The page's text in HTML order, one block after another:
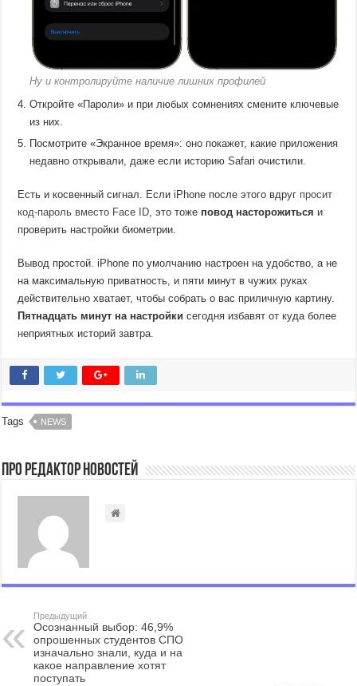
Ну и контролируйте наличие лишних профилей
Откройте «Пароли» и при любых сомнениях смените ключевые
из них.
Посмотрите «Экранное время»: оно покажет, какие приложения
недавно открывали, даже если историю Safari очистили.
Есть и косвенный сигнал. Если iPhone после этого вдруг просит
код-пароль вместо Face ID , это тоже повод насторожиться и
проверить настройки биометрии.
Вывод простой. iPhone по умолчанию настроен на удобство, а не
на максимальную приватность, и пяти минут в чужих руках
действительно хватает, чтобы собрать о вас приличную картину.
Пятнадцать минут на настройки сегодня избавят от куда более
неприятных историй завтра.
Tags NEWS
Про Редактор Новостей
Предыдущий
Осознанный выбор: 46,9%
опрошенных студентов СПО
изначально знали, куда и на
какое направление хотят
поступать